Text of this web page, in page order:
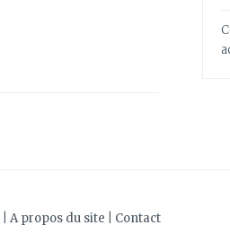
A propos du site Contact